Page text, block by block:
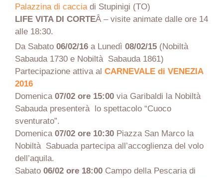
Palazzina di cacciadi Stupinigi (TO)
LIFE VITA DI CORTEÂ – visite animate dalle ore 14
alle 18:30.
Da Sabato 06/02/16 a Lunedì 08/02/15 (Nobiltà
Sabauda 1730 e Nobiltà Sabauda 1861)
Partecipazione attiva al CARNEVALE di VENEZIA
2016
Domenica07/02 ore 15:00 via Garibaldi la Nobiltà
Sabauda presenterà lo spettacolo “Cuoco
sventurato”.
Domenica 07/02 ore 10:30 Piazza San Marco la
Nobiltà Sabuada partecipa all’accoglienza del volo
dell’aquila.
Sabato 06/02 ore 18:00 Campo della Pescaria di